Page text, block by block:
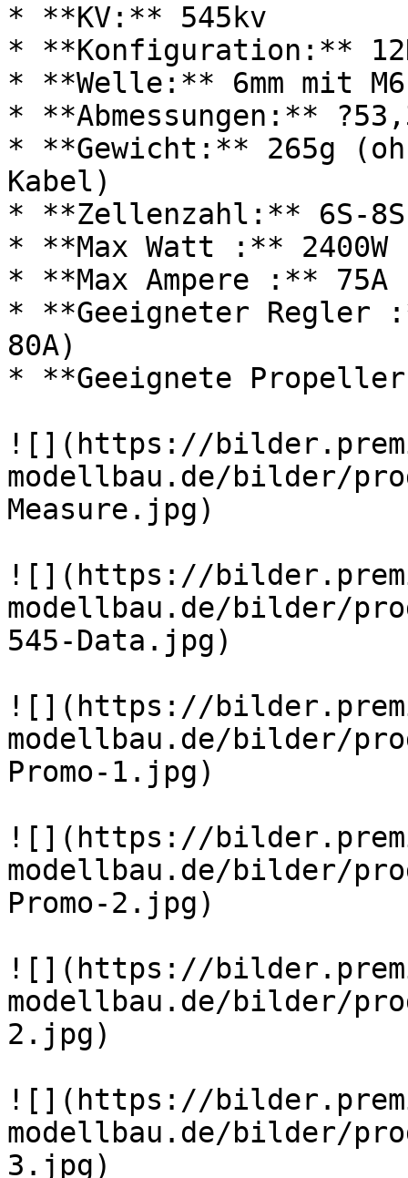
* **KV:** 545kv
* **Konfiguration:**
* **Welle:** 6mm mit M6
* **Abmessungen:**
* **Gewicht:** 265g
Kabel)
* **Zellenzahl:** 6S-
* **Max Watt :** 2400W
* **Max Ampere :** 75A
* **Geeigneter Regler
80A)
* **Geeignete
![](https://
modellbau.de/bilder/
Measure.jpg)
![](https://
modellbau.de/bilder/
545-Data.jpg)
![](https://
modellbau.de/bilder/
Promo-1.jpg)
![](https://
modellbau.de/bilder/
Promo-2.jpg)
![](https://
modellbau.de/bilder/
2.jpg)
![](https://
modellbau.de/bilder/
3.jpg)